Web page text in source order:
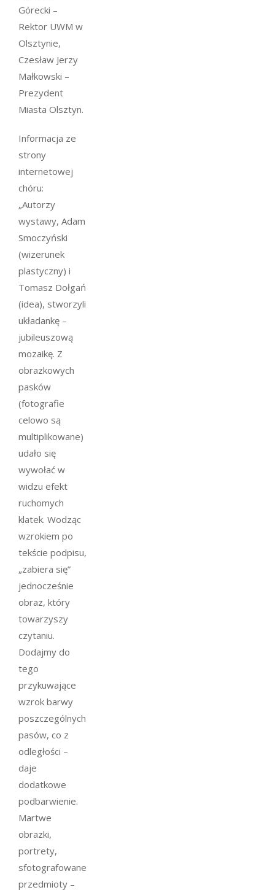
Górecki –
Rektor UWM w
Olsztynie,
Czesław Jerzy
Małkowski –
Prezydent
Miasta Olsztyn.
Informacja ze
strony
internetowej
chóru:
„Autorzy
wystawy, Adam
Smoczyński
(wizerunek
plastyczny) i
Tomasz Dołgań
(idea), stworzyli
układankę –
jubileuszową
mozaikę. Z
obrazkowych
pasków
(fotografie
celowo są
multiplikowane)
udało się
wywołać w
widzu efekt
ruchomych
klatek. Wodząc
wzrokiem po
tekście podpisu,
„zabiera się”
jednocześnie
obraz, który
towarzyszy
czytaniu.
Dodajmy do
tego
przykuwające
wzrok barwy
poszczególnych
pasów, co z
odległości –
daje
dodatkowe
podbarwienie.
Martwe
obrazki,
portrety,
sfotografowane
przedmioty –